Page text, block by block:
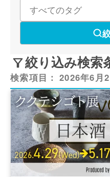
絞り込み検索
検索項目： 2026年6月